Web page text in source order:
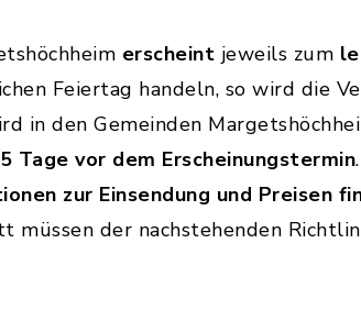
erscheint jeweils zum
Feiertag handeln, so wird die
in den Gemeinden
Tage vor dem Erscheinungstermin
zur Einsendung und Preisen
der nachstehenden